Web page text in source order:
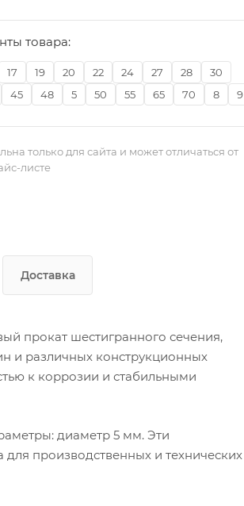
товара:
17 19 20 22 24 27 28
30
45 48 5 50 55 65 70 8 9
только для сайта и может отличаться от
листе
Доставка
прокат шестигранного сечения,
и различных конструкционных
к коррозии и стабильными
диаметр 5 мм. Эти
производственных и технических